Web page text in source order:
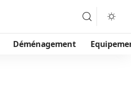
Déménagement